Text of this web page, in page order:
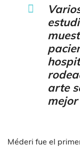
arte
mejor
Méderi fue el